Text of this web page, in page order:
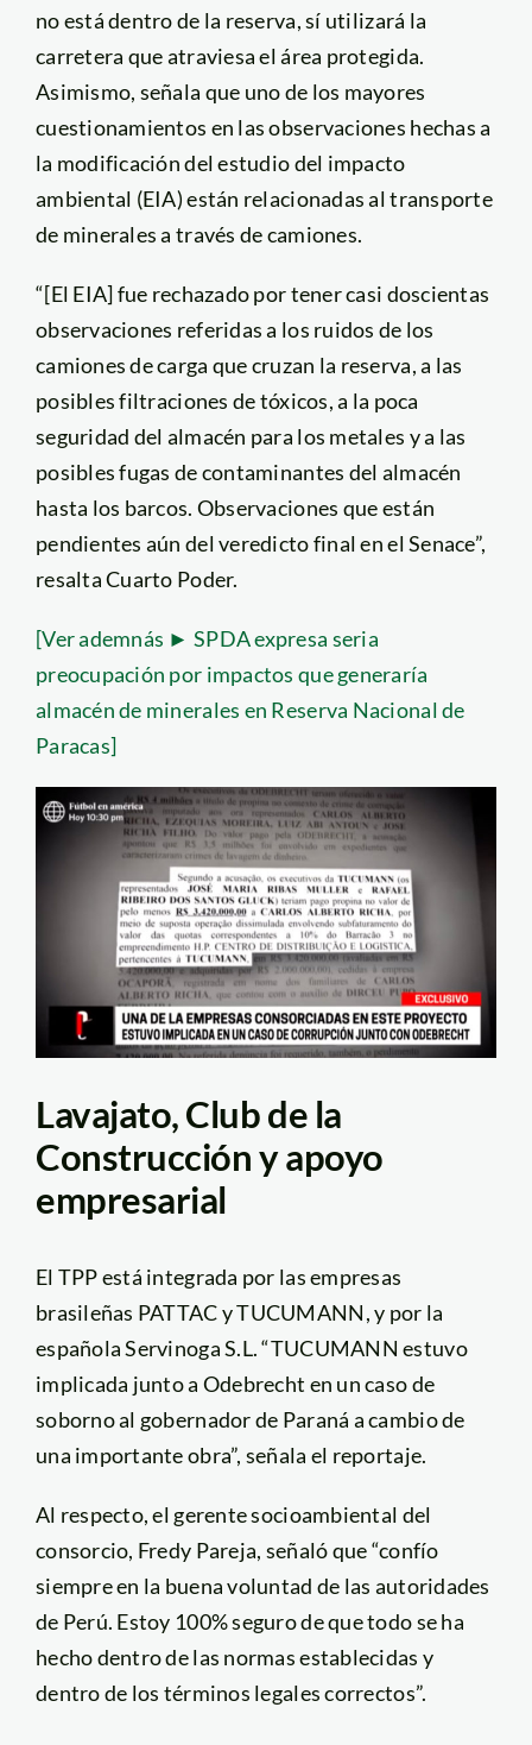
no está dentro de la reserva, sí utilizará la
carretera que atraviesa el área protegida.
Asimismo, señala que uno de los mayores
cuestionamientos en las observaciones hechas a
la modificación del estudio del impacto
ambiental (EIA) están relacionadas al transporte
de minerales a través de camiones.
“[El EIA] fue rechazado por tener casi doscientas
observaciones referidas a los ruidos de los
camiones de carga que cruzan la reserva, a las
posibles filtraciones de tóxicos, a la poca
seguridad del almacén para los metales y a las
posibles fugas de contaminantes del almacén
hasta los barcos. Observaciones que están
pendientes aún del veredicto final en el Senace”,
resalta Cuarto Poder.
[Ver ademnás ► SPDA expresa seria
preocupación por impactos que generaría
almacén de minerales en Reserva Nacional de
Paracas]
Lavajato, Club de la
Construcción y apoyo
empresarial
El TPP está integrada por las empresas
brasileñas PATTAC y TUCUMANN, y por la
española Servinoga S.L. “TUCUMANN estuvo
implicada junto a Odebrecht en un caso de
soborno al gobernador de Paraná a cambio de
una importante obra”, señala el reportaje.
Al respecto, el gerente socioambiental del
consorcio, Fredy Pareja, señaló que “confío
siempre en la buena voluntad de las autoridades
de Perú. Estoy 100% seguro de que todo se ha
hecho dentro de las normas establecidas y
dentro de los términos legales correctos”.